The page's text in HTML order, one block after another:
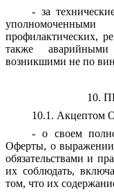
- за
профилактических,
также
возникшими не по
10.
10.1. Акцептом
- о своем
Оферты, о выражении
обязательствами и
их соблюдать,
том, что их